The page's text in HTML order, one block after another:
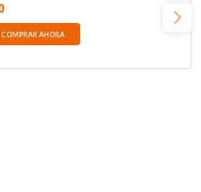
COMPRAR AHORA